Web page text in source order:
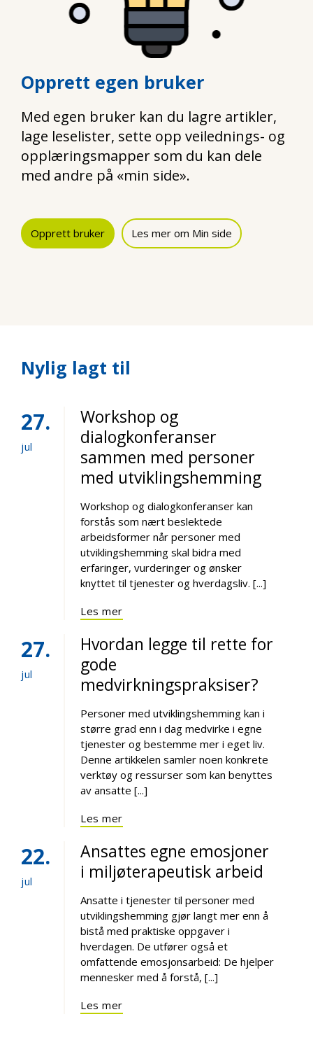
Opprett egen bruker
Med egen bruker kan du lagre artikler,
lage leselister, sette opp veilednings- og
opplæringsmapper som du kan dele
med andre på «min side».
Opprett bruker Les mer om Min side
Nylig lagt til
27
jul
Workshop og
dialogkonferanser
sammen med personer
med utviklingshemming
Workshop og dialogkonferanser kan
forstås som nært beslektede
arbeidsformer når personer med
utviklingshemming skal bidra med
erfaringer, vurderinger og ønsker
knyttet til tjenester og hverdagsliv. [...]
Les mer
27
jul
Hvordan legge til rette for
gode
medvirkningspraksiser?
Personer med utviklingshemming kan i
større grad enn i dag medvirke i egne
tjenester og bestemme mer i eget liv.
Denne artikkelen samler noen konkrete
verktøy og ressurser som kan benyttes
av ansatte [...]
Les mer
22
jul
Ansattes egne emosjoner
i miljøterapeutisk arbeid
Ansatte i tjenester til personer med
utviklingshemming gjør langt mer enn å
bistå med praktiske oppgaver i
hverdagen. De utfører også et
omfattende emosjonsarbeid: De hjelper
mennesker med å forstå, [...]
Les mer